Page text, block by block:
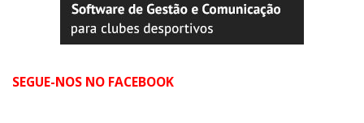
SEGUE-NOS NO FACEBOOK